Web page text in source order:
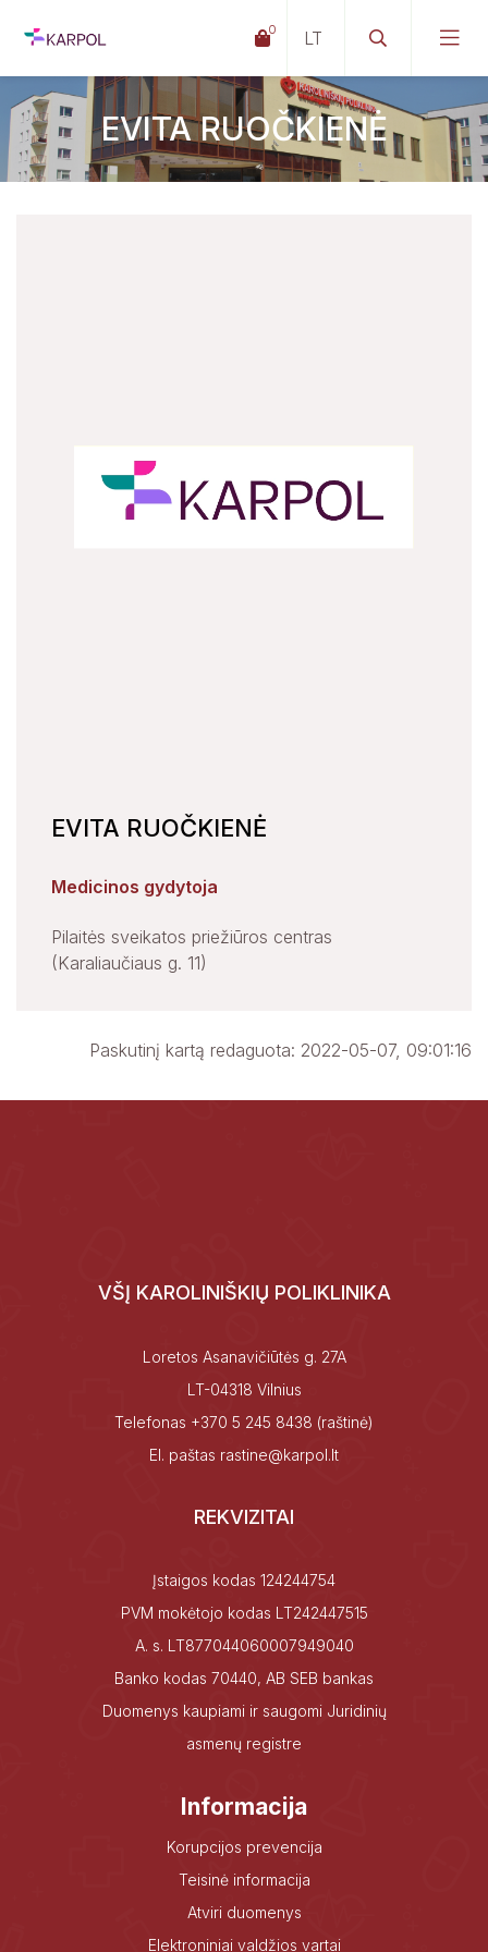
0
EVITA RUOČKIENĖ
EVITA RUOČKIENĖ
Medicinos gydytoja
Pilaitės sveikatos priežiūros centras
(Karaliaučiaus g. 11)
Paskutinį kartą redaguota: 2022-05-07, 09:01:16
VŠĮ KAROLINIŠKIŲ POLIKLINIKA
Loretos Asanavičiūtės g. 27A
LT-04318 Vilnius
Telefonas +370 5 245 8438 (raštinė)
El. paštas rastine@karpol.lt
REKVIZITAI
Įstaigos kodas 124244754
PVM mokėtojo kodas LT242447515
A. s. LT877044060007949040
Banko kodas 70440, AB SEB bankas
Duomenys kaupiami ir saugomi Juridinių
asmenų registre
Informacija
Korupcijos prevencija
Teisinė informacija
Atviri duomenys
Elektroniniai valdžios vartai